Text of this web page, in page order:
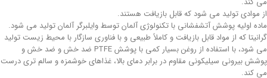
از موادی تولید می شود که قابل بازیافت هستند.
ماده اولیه پوشش آتشفشانی با تکنولوژی آلمان توسط وایلبرگر آلمان تولید می شود.
گرانیتا که از مواد قابل بازیافت و کاملاً طبیعی و با فناوری سازگار با محیط زیست تولید
می شود، با استفاده از روغن بسیار کمی با پوشش PTFE ضد خش و ضد خش و
پوشش بیرونی سیلیکونی مقاوم در برابر دمای بالا، غذاهای خوشمزه و سالم تری درست
می کند.